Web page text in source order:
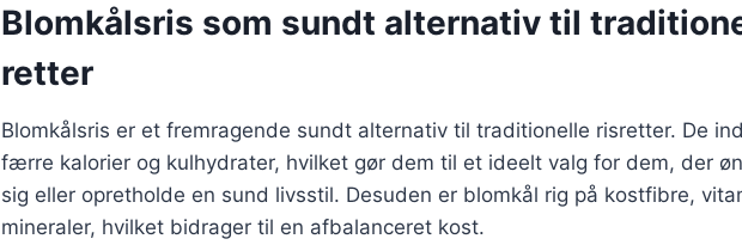
Blomkålsris som sundt alternativ til
retter
Blomkålsris er et fremragende sundt alternativ til traditionelle risretter. De
færre kalorier og kulhydrater, hvilket gør dem til et ideelt valg for dem, der
sig eller opretholde en sund livsstil. Desuden er blomkål rig på kostfibre,
mineraler, hvilket bidrager til en afbalanceret kost.